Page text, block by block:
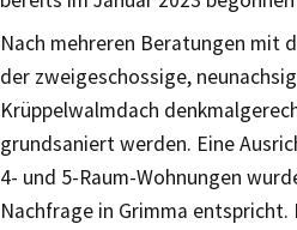
Nach mehreren Beratungen mit
der zweigeschossige,
Krüppelwalmdach
grundsaniert werden. Eine
4- und 5-Raum-Wohnungen
Nachfrage in Grimma entspricht.